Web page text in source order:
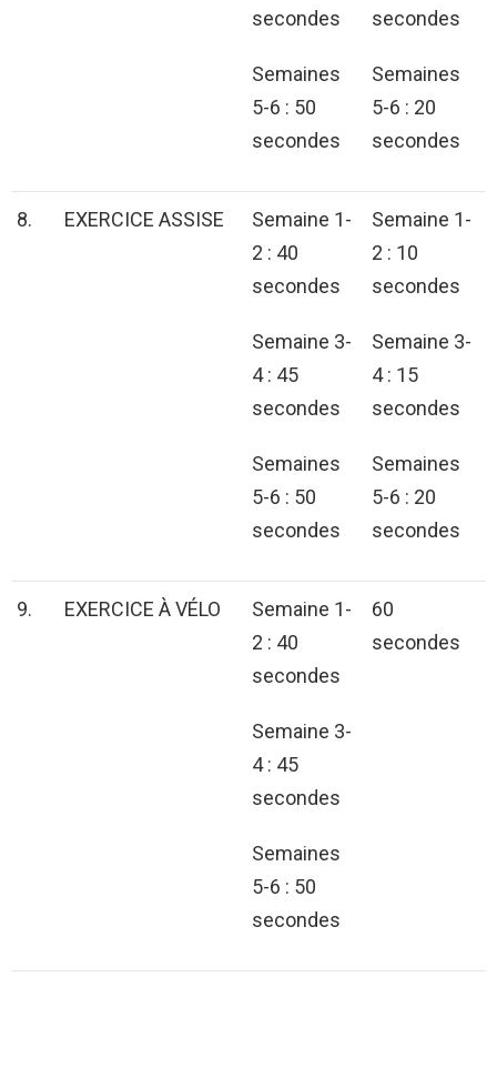
secondes
Semaines
5-6 : 50
secondes
secondes
Semaines
5-6 : 20
secondes
8. EXERCICE ASSISE
Semaine 1-
2 : 40
secondes
Semaine 3-
4 : 45
secondes
Semaines
5-6 : 50
secondes
Semaine 1-
2 : 10
secondes
Semaine 3-
4 : 15
secondes
Semaines
5-6 : 20
secondes
9. EXERCICE À VÉLO
Semaine 1-
2 : 40
secondes
Semaine 3-
4 : 45
secondes
Semaines
5-6 : 50
secondes
60
secondes